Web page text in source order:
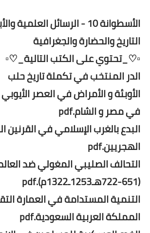
الأسطوانة 10 - الرسائل
التاريخ والحضارة والجغرافية
▫️♡_تحتوي على الكتب التالية_♡▫️
الدر المنتخب في تكملة تاريخ حلب
الأوبئة و الأمراض في العصر
في مصر و الشام.pdf
البدع بالغرب الإسلامي في القرنين
الهجريين.pdf
التحالف الصليبي المغولي ضد
(651-722هـ1253ـ1322م).pdf
التنمية المستدامة في العمارة
المملكة العربية السعودية.pdf